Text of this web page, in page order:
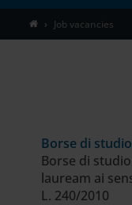
Job vacancies
Borse di
Borse di
lauream ai
L. 240/2010